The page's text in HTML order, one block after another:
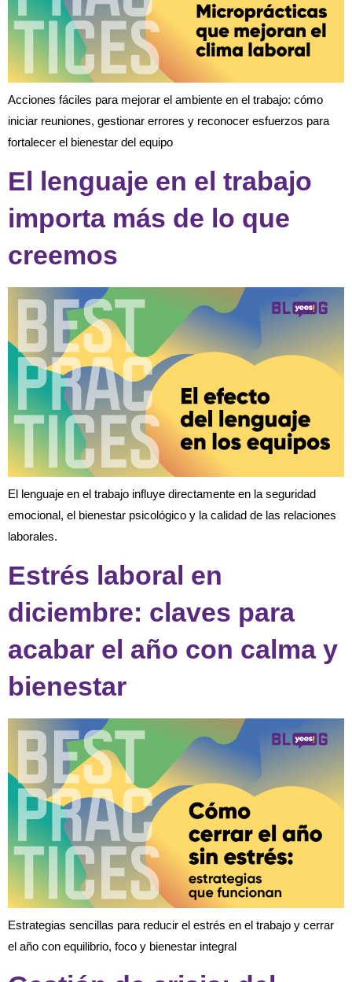
Acciones fáciles para mejorar el ambiente en el trabajo: cómo
iniciar reuniones, gestionar errores y reconocer esfuerzos para
fortalecer el bienestar del equipo
El lenguaje en el trabajo
importa más de lo que
creemos
El lenguaje en el trabajo influye directamente en la seguridad
emocional, el bienestar psicológico y la calidad de las relaciones
laborales.
Estrés laboral en
diciembre: claves para
acabar el año con calma y
bienestar
Estrategias sencillas para reducir el estrés en el trabajo y cerrar
el año con equilibrio, foco y bienestar integral